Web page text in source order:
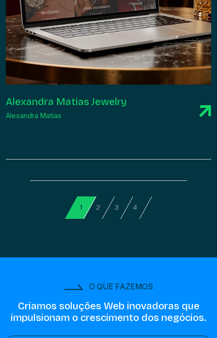
Alexandra Matias Jewelry
Alexandra Matias
1 2 3 4
O QUE FAZEMOS
Criamos soluções Web inovadoras que
impulsionam o crescimento dos negócios.